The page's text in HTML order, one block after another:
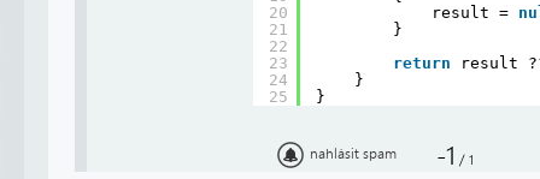
20
21
22
23
24
25
result =
}
return
result
}
}
nahlásit spam -1 / 1